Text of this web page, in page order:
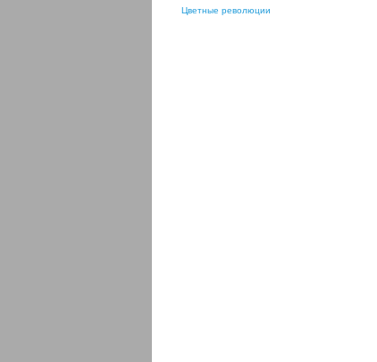
Цветные революции